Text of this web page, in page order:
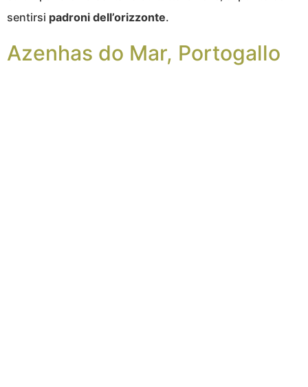
sentirsi padroni dell’orizzonte.
Azenhas do Mar, Portogallo